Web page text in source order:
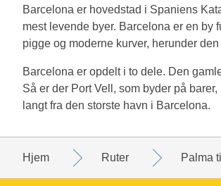
Barcelona er hovedstad i Spaniens
mest levende byer. Barcelona er en by
pigge og moderne kurver, herunder
Barcelona er opdelt i to dele. Den
Så er der Port Vell, som byder på
langt fra den storste havn i Barcelona.
Hjem Ruter Palma